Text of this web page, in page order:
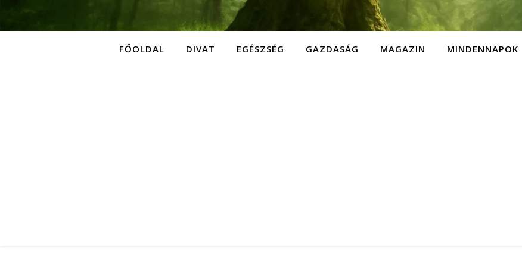
FŐOLDAL DIVAT EGÉSZSÉG GAZDASÁG MAGAZIN MINDENNAPOK